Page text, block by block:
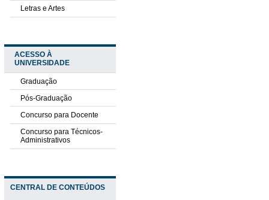
Letras e Artes
ACESSO À
UNIVERSIDADE
Graduação
Pós-Graduação
Concurso para Docente
Concurso para Técnicos-
Administrativos
CENTRAL DE CONTEÚDOS